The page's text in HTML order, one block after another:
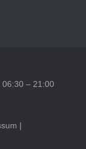
06:30 – 21:00
|